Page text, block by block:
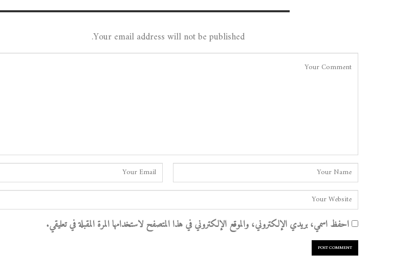
Your email address will not be published.
احفظ اسمي، بريدي الإلكتروني، والموقع الإلكتروني في هذا المتصفح لاستخدامها المرة المقبلة في تعليقي.